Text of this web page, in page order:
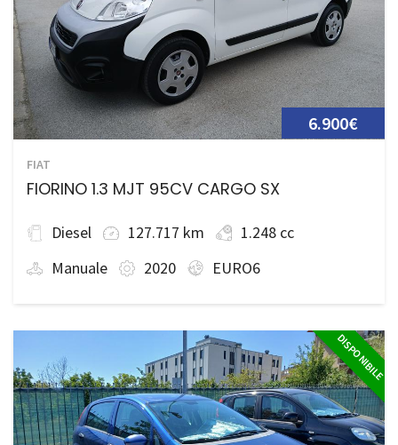
6.900€
FIAT
FIORINO 1.3 MJT 95CV CARGO SX
Diesel 127.717 km
1.248 cc
Manuale
2020 EURO6
DISPONIBILE